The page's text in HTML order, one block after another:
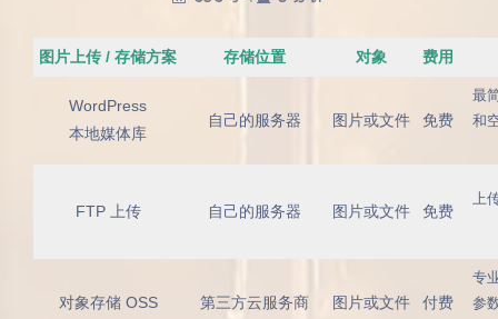
图片上传 / 存储方案 存储位置 对象 费用
WordPress
本地媒体库
自己的服务器 图片或文件 免费
最
和
FTP 上传 自己的服务器 图片或文件 免费
上
对象存储 OSS 第三方云服务商 图片或文件 付费
专
参